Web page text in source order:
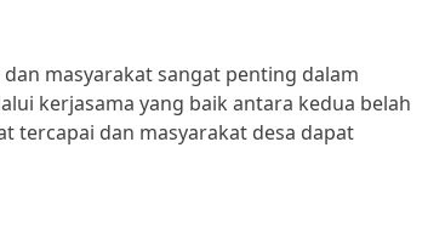
masyarakat sangat penting dalam
kerjasama yang baik antara kedua belah
tercapai dan masyarakat desa dapat